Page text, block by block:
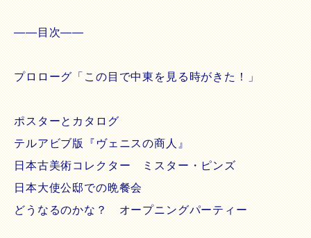
――目次――
プロローグ「この目で中東を見る時がきた！」
ポスターとカタログ
テルアビブ版『ヴェニスの商人』
日本古美術コレクター ミスター・ピンズ
日本大使公邸での晩餐会
どうなるのかな？ オープニングパーティー